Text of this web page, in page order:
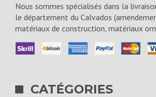
Nous sommes spécialisés dans la
le département du Calvados
matériaux de construction, matériaux
CATÉGORIES